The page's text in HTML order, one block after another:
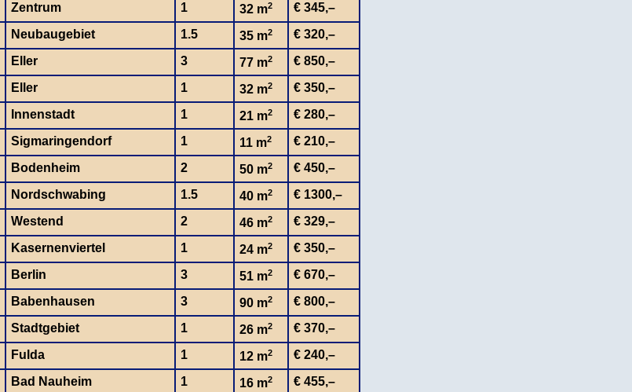
Zentrum 1 32 m2
€ 345,–
Neubaugebiet 1.5 35 m2
€ 320,–
Eller 3 77 m2
€ 850,–
Eller 1 32 m2
€ 350,–
Innenstadt 1 21 m2
€ 280,–
Sigmaringendorf 1 11 m2
€ 210,–
Bodenheim 2 50 m2
€ 450,–
Nordschwabing 1.5 40 m2
€ 1300,–
Westend 2 46 m2
€ 329,–
Kasernenviertel 1 24 m2
€ 350,–
Berlin 3 51 m2
€ 670,–
Babenhausen 3 90 m2
€ 800,–
Stadtgebiet 1 26 m2
€ 370,–
Fulda 1 12 m2
€ 240,–
Bad Nauheim 1 16 m2
€ 455,–